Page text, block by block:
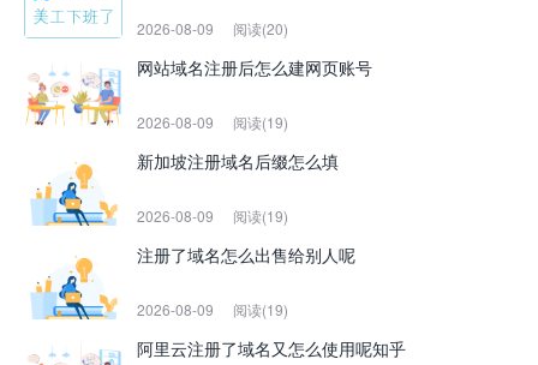
2026-08-09 阅读(20)
网站域名注册后怎么建网页账号
2026-08-09 阅读(19)
新加坡注册域名后缀怎么填
2026-08-09 阅读(19)
注册了域名怎么出售给别人呢
2026-08-09 阅读(19)
阿里云注册了域名又怎么使用呢知乎